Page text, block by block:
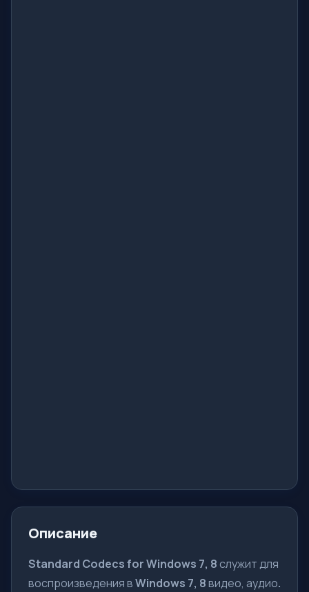
Описание
Standard Codecs for Windows 7, 8служит для
воспроизведения вWindows 7, 8видео, аудио.